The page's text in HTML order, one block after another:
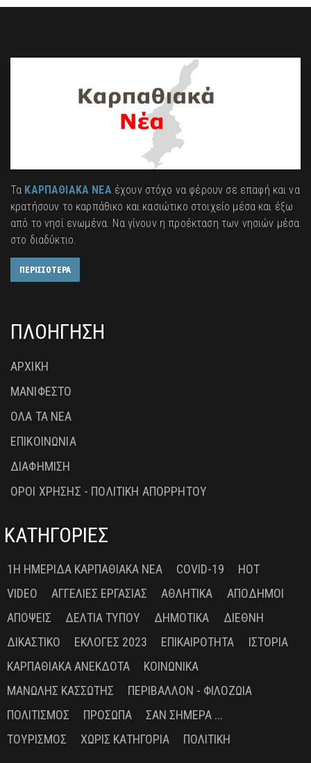
Τα ΚΑΡΠΑΘΙΑΚΑ ΝΕΑέχουν στόχο να φέρουν σε επαφή και να
κρατήσουν το καρπάθικο και κασιώτικο στοιχείο μέσα και έξω
από το νησί ενωμένα. Να γίνουν η προέκταση των νησιών μέσα
στο διαδύκτιο.
ΠΕΡΙΣΣΟΤΕΡΑ
ΠΛΟΗΓΗΣΗ
ΑΡΧΙΚΗ
ΜΑΝΙΦΕΣΤΟ
ΟΛΑ ΤΑ ΝΕΑ
ΕΠΙΚΟΙΝΩΝΙΑ
ΔΙΑΦΗΜΙΣΗ
ΟΡΟΙ ΧΡΗΣΗΣ - ΠΟΛΙΤΙΚΗ ΑΠΟΡΡΗΤΟΥ
ΚΑΤΗΓΟΡΙΕΣ
1Η ΗΜΕΡΊΔΑ ΚΑΡΠΑΘΙΑΚΆ ΝΈΑ COVID-19
HOT
VIDEO
ΑΓΓΕΛΊΕΣ ΕΡΓΑΣΊΑΣ ΑΘΛΗΤΙΚΆ
ΑΠΌΔΗΜΟΙ
ΑΠΌΨΕΙΣ
ΔΕΛΤΊΑ ΤΎΠΟΥ ΔΗΜΟΤΙΚΆ
ΔΙΕΘΝΉ
ΔΙΚΑΣΤΙΚΌ
ΕΚΛΟΓΈΣ 2023 ΕΠΙΚΑΙΡΌΤΗΤΑ
ΙΣΤΟΡΊΑ
ΚΑΡΠΑΘΙΑΚΆ ΑΝΈΚΔΟΤΑ
ΚΟΙΝΩΝΙΚΆ
ΜΑΝΏΛΗΣ ΚΑΣΣΏΤΗΣ
ΠΕΡΙΒΆΛΛΟΝ - ΦΙΛΟΖΩΊΑ
ΠΟΛΙΤΙΣΜΌΣ
ΠΡΌΣΩΠΑ
ΣΑΝ ΣΉΜΕΡΑ ...
ΤΟΥΡΙΣΜΌΣ
ΧΩΡΊΣ ΚΑΤΗΓΟΡΊΑ ΠΟΛΙΤΙΚΉ